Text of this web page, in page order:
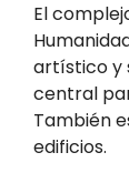
El
artístico y
central
También
edificios.